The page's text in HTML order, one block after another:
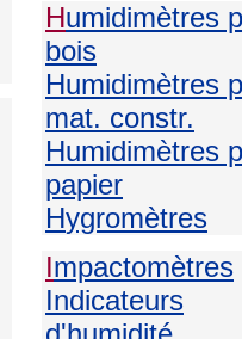
Humidimètres
bois
Humidimètres
mat. constr.
Humidimètres
papier
Hygromètres
Impactomètres
Indicateurs